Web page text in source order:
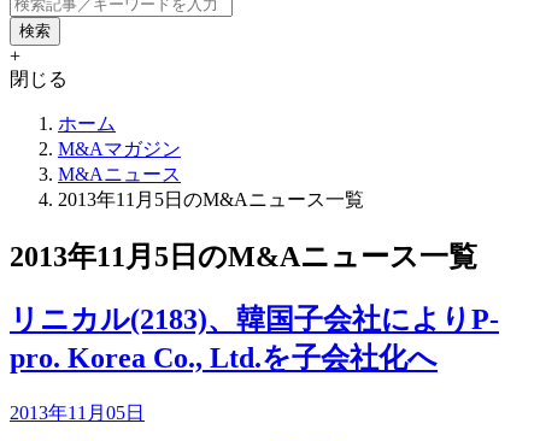
+
閉じる
ホーム
M&Aマガジン
M&Aニュース
2013年11月5日のM&Aニュース一覧
2013年11月5日のM&Aニュース一覧
リニカル(2183)、韓国子会社によりP-
pro. Korea Co., Ltd.を子会社化へ
2013年11月05日